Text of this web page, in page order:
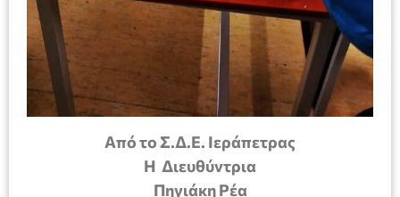
Από το Σ.Δ.Ε. Ιεράπετρας
Η Διευθύντρια
Πηγιάκη Ρέα